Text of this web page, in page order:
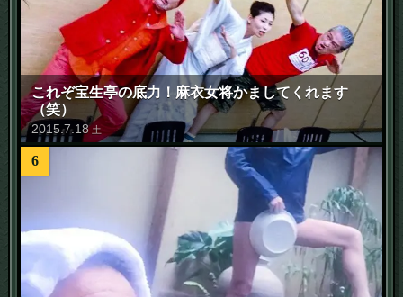
これぞ宝生亭の底力！麻衣女将かましてくれます
（笑）
2015.7. 18 土
6